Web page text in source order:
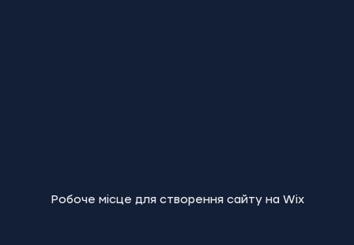
Робоче місце для створення сайту на Wix